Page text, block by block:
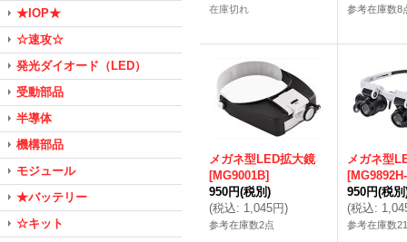
★IOP★
☆速攻☆
発光ダイオード（LED）
受動部品
半導体
機構部品
モジュール
★バッテリー
☆キット
在庫切れ 参考在庫数8
メガネ型LED拡大鏡
[MG9001B]
950円(税別)
(税込: 1,045円)
参考在庫数2点
メガネ型
[
950円(税別
(税込:
参考在庫数